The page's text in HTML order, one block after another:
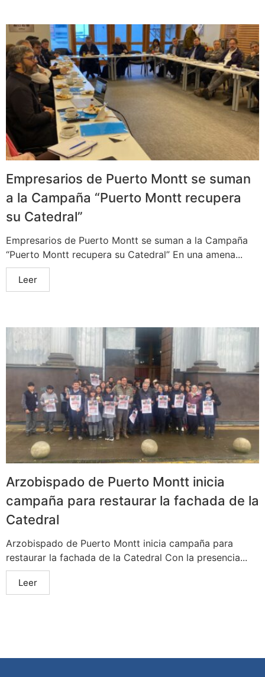
Empresarios de Puerto Montt se suman
a la Campaña “Puerto Montt recupera
su Catedral”
Empresarios de Puerto Montt se suman a la Campaña
“Puerto Montt recupera su Catedral” En una amena...
Leer
Arzobispado de Puerto Montt inicia
campaña para restaurar la fachada de la
Catedral
Arzobispado de Puerto Montt inicia campaña para
restaurar la fachada de la Catedral Con la presencia...
Leer